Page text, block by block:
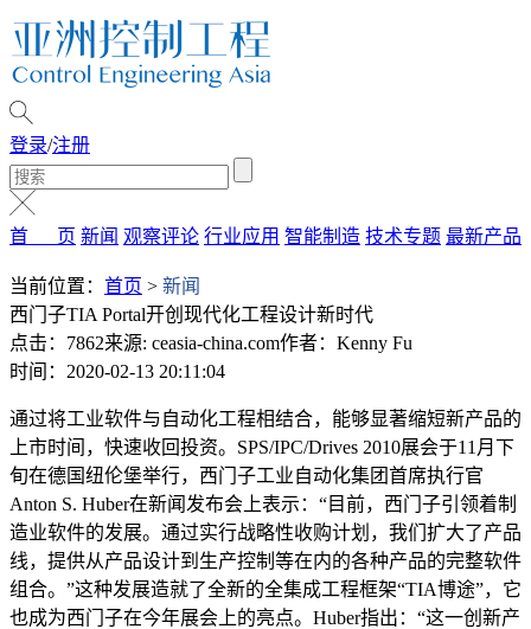
登录/注册
首 页 新闻 观察评论 行业应用 智能制造 技术专题 最新产品
当前位置： 首页 > 新闻
西门子TIA Portal开创现代化工程设计新时代
点击：7862来源: ceasia-china.com作者：Kenny Fu
时间：2020-02-13 20:11:04
通过将工业软件与自动化工程相结合，能够显著缩短新产品的
上市时间，快速收回投资。SPS/IPC/Drives 2010展会于11月下
旬在德国纽伦堡举行，西门子工业自动化集团首席执行官
Anton S. Huber在新闻发布会上表示：“目前，西门子引领着制
造业软件的发展。通过实行战略性收购计划，我们扩大了产品
线，提供从产品设计到生产控制等在内的各种产品的完整软件
组合。”这种发展造就了全新的全集成工程框架“TIA博途”，它
也成为西门子在今年展会上的亮点。Huber指出：“这一创新产